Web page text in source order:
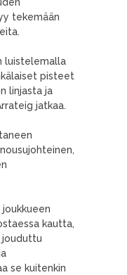
tekemään
luistelemalla
pisteet
linjasta ja
jatkaa.
kautta,
jouduttu
se kuitenkin